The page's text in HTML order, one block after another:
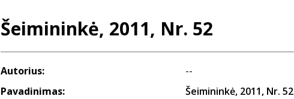
Šeimininkė, 2011, Nr. 52
Autorius:
--
Pavadinimas:
Šeimininkė, 2011, Nr. 52